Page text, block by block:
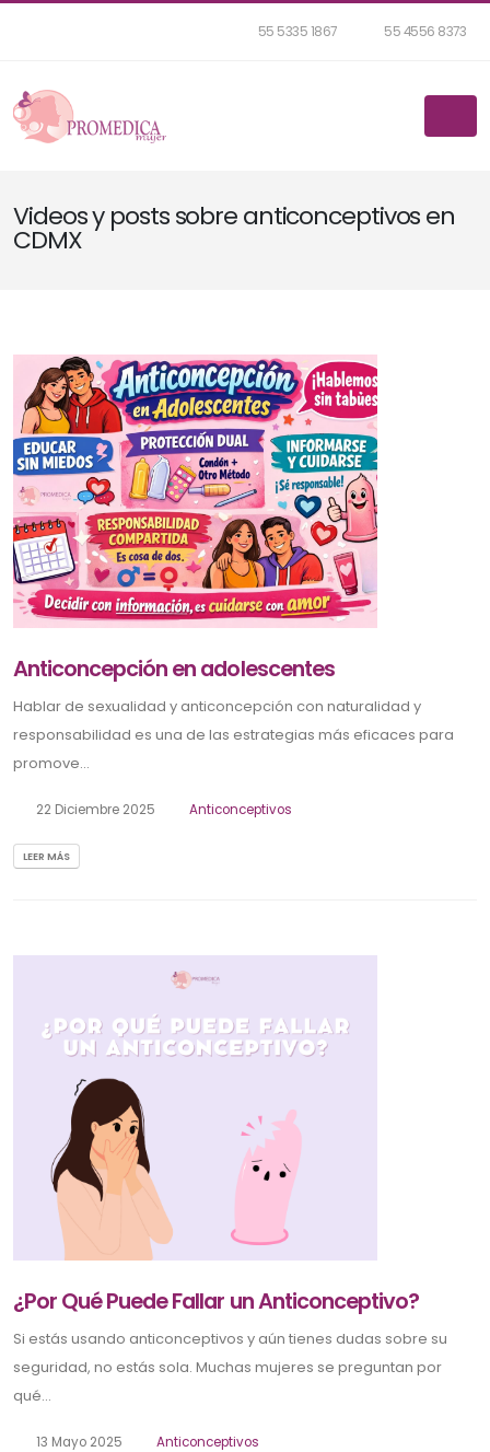
55 5335 1867 55 4556 8373
Videos y posts sobre anticonceptivos en
CDMX
Anticoncepción en adolescentes
Hablar de sexualidad y anticoncepción con naturalidad y
responsabilidad es una de las estrategias más eficaces para
promove...
22 Diciembre 2025 Anticonceptivos
LEER MÁS
¿Por Qué Puede Fallar un Anticonceptivo?
Si estás usando anticonceptivos y aún tienes dudas sobre su
seguridad, no estás sola. Muchas mujeres se preguntan por
qué...
13 Mayo 2025 Anticonceptivos